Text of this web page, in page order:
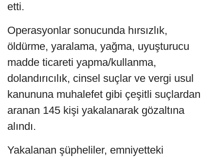
etti.
Operasyonlar sonucunda hırsızlık,
öldürme, yaralama, yağma, uyuşturucu
madde ticareti yapma/kullanma,
dolandırıcılık, cinsel suçlar ve vergi usul
kanununa muhalefet gibi çeşitli suçlardan
aranan 145 kişi yakalanarak gözaltına
alındı.
Yakalanan şüpheliler, emniyetteki